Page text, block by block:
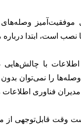
موفقیت‌آمیز
است، ابتدا
اطلاعات با
را نمی‌توان
مدیران فناوری
وقت قابل‌توجهی از